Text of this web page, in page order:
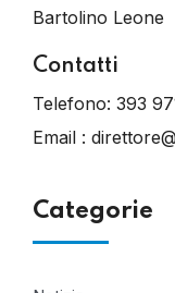
Bartolino Leone
Contatti
Telefono: 393
Email :
Categorie